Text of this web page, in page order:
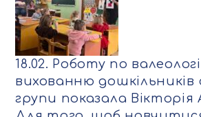
18.02. Роботу по
вихованню дошкільників
групи показала Вікторія